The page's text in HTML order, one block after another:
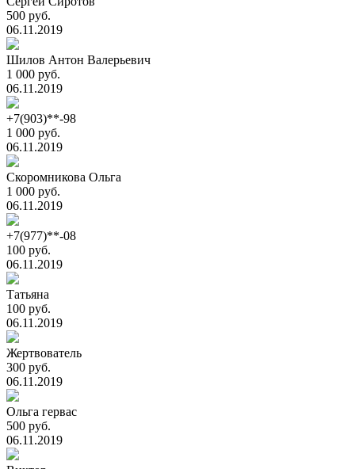
500 руб.
06.11.2019
Шилов Антон Валерьевич
1 000 руб.
06.11.2019
+7(903)**-98
1 000 руб.
06.11.2019
Скоромникова Ольга
1 000 руб.
06.11.2019
+7(977)**-08
100 руб.
06.11.2019
Татьяна
100 руб.
06.11.2019
Жертвователь
300 руб.
06.11.2019
Ольга гервас
500 руб.
06.11.2019